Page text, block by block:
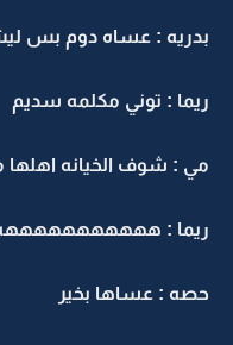
: عساه دوم بس ليش
: توني مكلمه سديم
: شوف الخيانه اهلها ما
: هههههههههههه
: عساها بخير